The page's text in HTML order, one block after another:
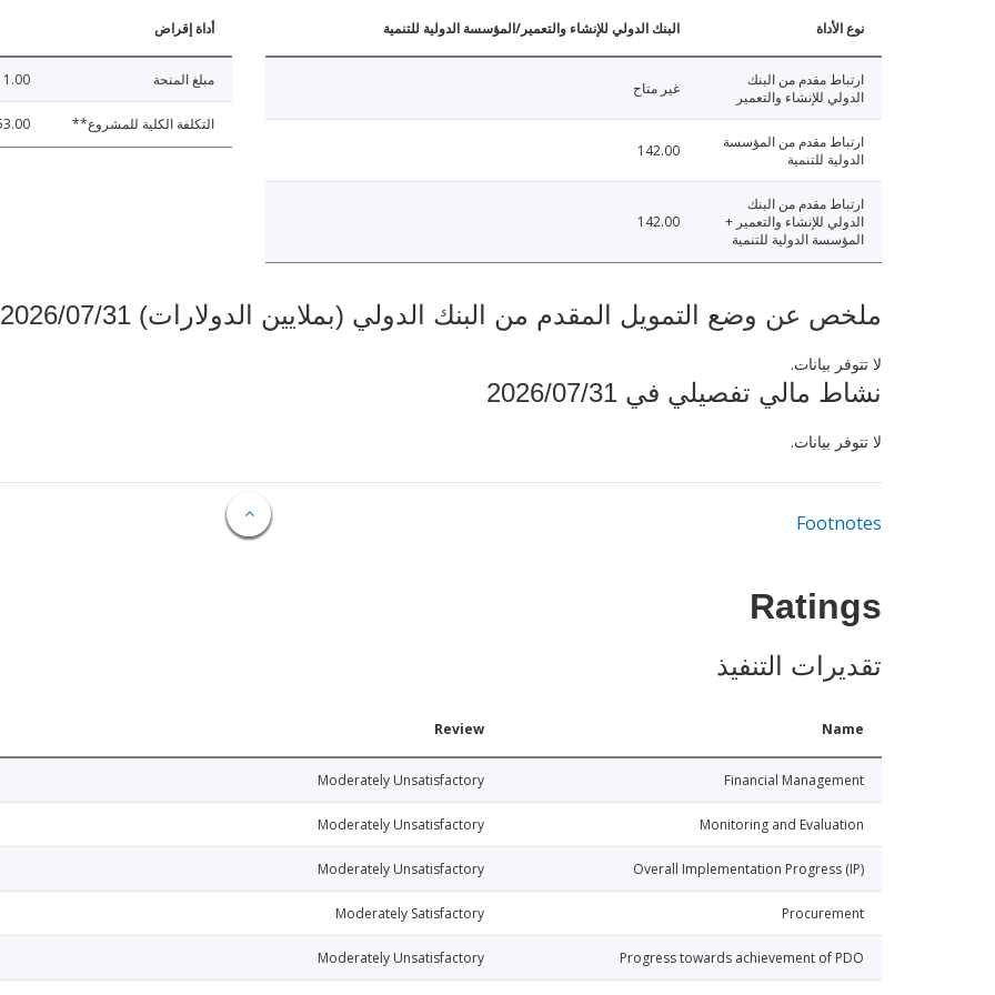
نوع الأداة البنك الدولي للإنشاء والتعمير/المؤسسة الدولية للتنمية
ارتباط مقدم من البنك
الدولي للإنشاء والتعمير
غير متاح
ارتباط مقدم من المؤسسة
الدولية للتنمية
142.00
ارتباط مقدم من البنك
الدولي للإنشاء والتعمير +
المؤسسة الدولية للتنمية
142.00
أداة إقراض
مبلغ المنحة
التكلفة الكلية للمشروع**
ملخص عن وضع التمويل المقدم من البنك الدولي (بملايين الدولارات) 2026/07/31
لا تتوفر بيانات.
نشاط مالي تفصيلي في 2026/07/31
لا تتوفر بيانات.
Footnotes
Ratings
تقديرات التنفيذ
Name
Review
Financial Management
Moderately Unsatisfactory
Monitoring and Evaluation
Moderately Unsatisfactory
Overall Implementation Progress (IP)
Moderately Unsatisfactory
Procurement
Moderately Satisfactory
Progress towards achievement of PDO
Moderately Unsatisfactory